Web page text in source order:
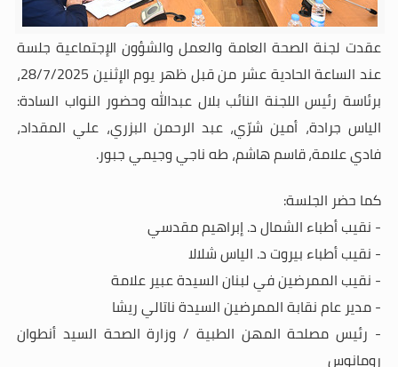
عقدت لجنة الصحة العامة والعمل والشؤون الإجتماعية جلسة
عند الساعة الحادية عشر من قبل ظهر يوم الإثنين 28/7/2025،
برئاسة رئيس اللجنة النائب بلال عبدالله وحضور النواب السادة:
الياس جرادة، أمين شرّي، عبد الرحمن البزري، علي المقداد،
فادي علامة،قاسم هاشم، طه ناجي وجيمي جبور.
كما حضر الجلسة:
- نقيب أطباء الشمال د. إبراهيم مقدسي
- نقيب أطباء بيروت د. الياس شلالا
- نقيب الممرضين في لبنان السيدة عبير علامة
- مدير عام نقابة الممرضين السيدة ناتالي ريشا
- رئيس مصلحة المهن الطبية / وزارة الصحة السيد أنطوان
رومانوس